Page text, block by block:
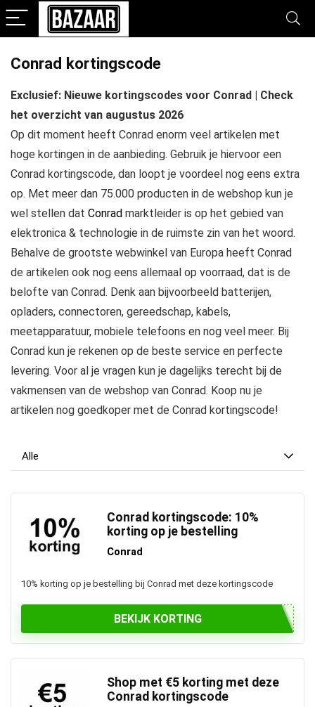
Conrad kortingscode
Exclusief: Nieuwe kortingscodes voor Conrad | Check
het overzicht van augustus 2026
Op dit moment heeft Conrad enorm veel artikelen met
hoge kortingen in de aanbieding. Gebruik je hiervoor een
Conrad kortingscode, dan loopt je voordeel nog eens extra
op. Met meer dan 75.000 producten in de webshop kun je
wel stellen dat Conrad marktleider is op het gebied van
elektronica & technologie in de ruimste zin van het woord.
Behalve de grootste webwinkel van Europa heeft Conrad
de artikelen ook nog eens allemaal op voorraad, dat is de
belofte van Conrad. Denk aan bijvoorbeeld batterijen,
opladers, connectoren, gereedschap, kabels,
meetapparatuur, mobiele telefoons en nog veel meer. Bij
Conrad kun je rekenen op de beste service en perfecte
levering. Voor al je vragen kun je dagelijks terecht bij de
vakmensen van de webshop van Conrad. Koop nu je
artikelen nog goedkoper met de Conrad kortingscode!
Alle
Conrad kortingscode: 10%
korting op je bestelling
Conrad
10% korting op je bestelling bij Conrad met deze kortingscode
BEKIJK KORTING
Shop met €5 korting met deze
Conrad kortingscode